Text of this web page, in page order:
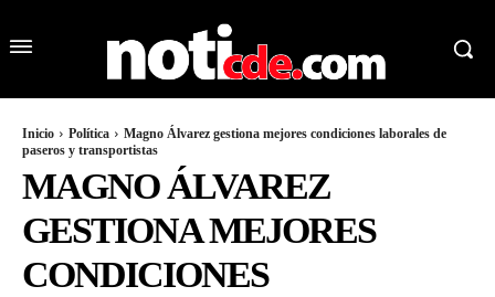
Inicio Política
Magno Álvarez gestiona mejores condiciones laborales de
paseros y transportistas
MAGNO ÁLVAREZ
GESTIONA MEJORES
CONDICIONES